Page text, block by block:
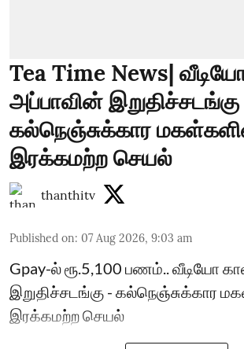
Tea Time News|
அப்பாவின்
கல்நெஞ்சுக்கார
இரக்கமற்ற செயல்
thanthitv
Published on: 07 Aug 2026, 9:03 am
Gpay-ல் ரூ.5,100 பணம்.. வீடியோ
இறுதிச்சடங்கு - கல்நெஞ்சுக்கார
இரக்கமற்ற செயல்